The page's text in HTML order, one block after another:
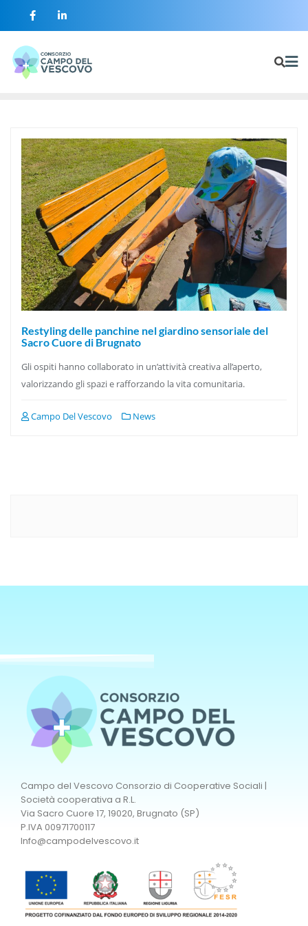
contenuto
Restyling delle panchine nel giardino sensoriale del
Sacro Cuore di Brugnato
Gli ospiti hanno collaborato in un’attività creativa all’aperto,
valorizzando gli spazi e rafforzando la vita comunitaria.
Campo Del Vescovo News
Campo del Vescovo Consorzio di Cooperative Sociali |
Società cooperativa a R.L.
Via Sacro Cuore 17, 19020, Brugnato (SP)
P.IVA 00971700117
Info@campodelvescovo.it